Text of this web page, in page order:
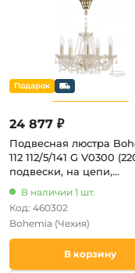
24 877 ₽
Подвесная люстра
112 112/5/141 G V0300
подвески, на цепи,
В наличии 1 шт.
Код: 460302
Bohemia (Чехия)
В корзину